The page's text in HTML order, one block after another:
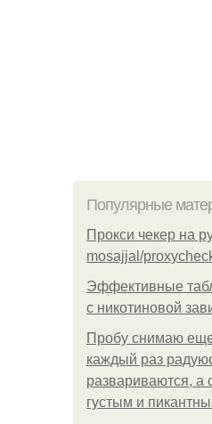
Популярные
Прокси чекер на
mosajjal/
Эффективные
с никотиновой
Пробу снимаю
каждый раз
развариваются, а
густым и